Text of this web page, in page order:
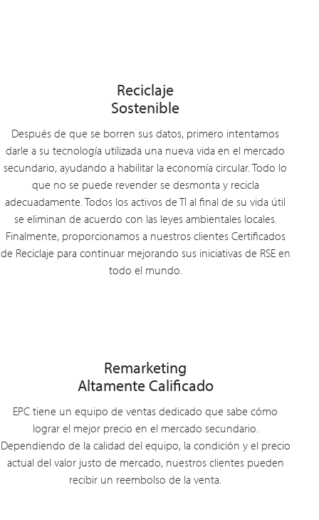
Reciclaje
Sostenible
Después de que se borren sus datos, primero intentamos
darle a su tecnología utilizada una nueva vida en el mercado
secundario, ayudando a habilitar la economía circular. Todo lo
que no se puede revender se desmonta y recicla
adecuadamente. Todos los activos de TI al final de su vida útil
se eliminan de acuerdo con las leyes ambientales locales.
Finalmente, proporcionamos a nuestros clientes Certificados
de Reciclaje para continuar mejorando sus iniciativas de RSE en
todo el mundo.
Remarketing
Altamente Calificado
EPC tiene un equipo de ventas dedicado que sabe cómo
lograr el mejor precio en el mercado secundario.
Dependiendo de la calidad del equipo, la condición y el precio
actual del valor justo de mercado, nuestros clientes pueden
recibir un reembolso de la venta.